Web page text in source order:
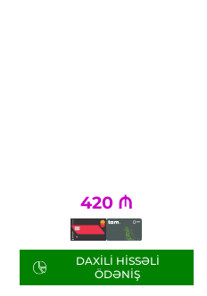
420 ₼
DAXILI HISSƏLI
ÖDƏNIŞ